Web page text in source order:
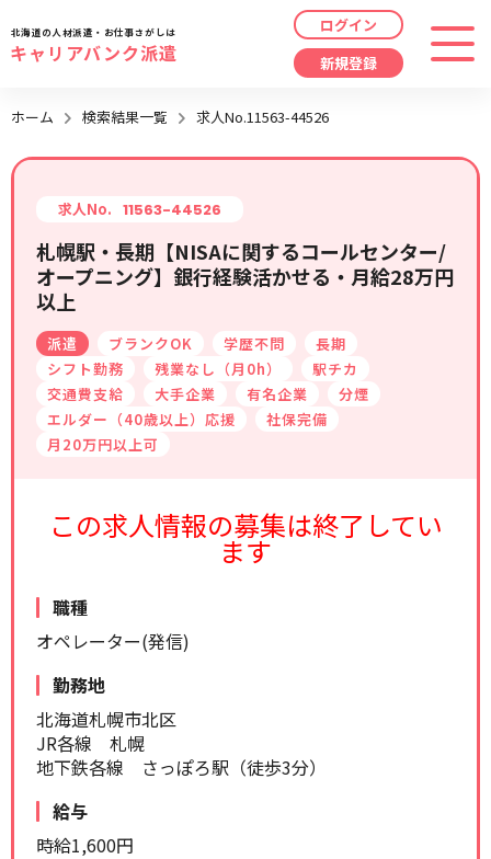
職種 指定なし
給与 時給/日給/月給から選択
こだわり 指定なし
キーワード 指定なし
最近見た求人
最近利用した検索条件
検索履歴はありません。
北海道の人材派遣・お仕事さがしは
キャリアバンク派遣
ログイン
新規登録
ホーム 検索結果一覧 求人No.11563-44526
求人No. 11563-44526
札幌駅・長期【NISAに関するコールセンター/
オープニング】銀行経験活かせる・月給28万円
以上
派遣 ブランクOK 学歴不問
長期
シフト勤務
残業なし（月0h）
駅チカ
交通費支給
大手企業 有名企業
分煙
エルダー（40歳以上）応援
社保完備
月20万円以上可
この求人情報の募集は終了してい
ます
職種
オペレーター(発信)
勤務地
北海道札幌市北区
JR各線 札幌
地下鉄各線 さっぽろ駅（徒歩3分）
給与
時給1,600円